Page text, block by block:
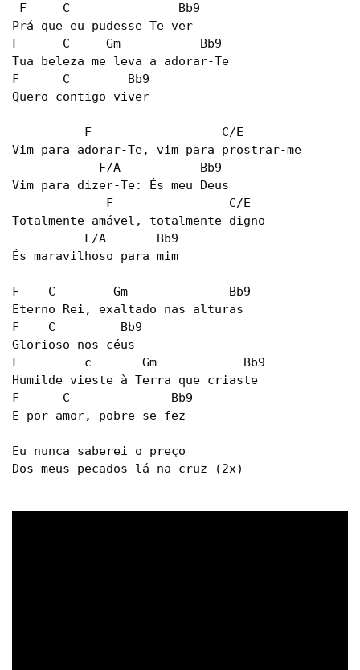
F     C               Bb9
Prá que eu pudesse Te ver
F      C     Gm           Bb9
Tua beleza me leva a adorar-Te
F      C        Bb9
Quero contigo viver
          F                  C/E
Vim para adorar-Te, vim para prostrar-me
            F/A           Bb9
Vim para dizer-Te: És meu Deus
             F                C/E
Totalmente amável, totalmente digno
          F/A       Bb9
És maravilhoso para mim
F    C        Gm              Bb9
Eterno Rei, exaltado nas alturas
F    C         Bb9
Glorioso nos céus
F         c       Gm            Bb9
Humilde vieste à Terra que criaste
F      C              Bb9
E por amor, pobre se fez
Eu nunca saberei o preço
Dos meus pecados lá na cruz (2x)